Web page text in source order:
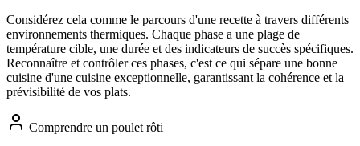
Considérez cela comme le parcours d'une recette à travers différents
environnements thermiques. Chaque phase a une plage de
température cible, une durée et des indicateurs de succès spécifiques.
Reconnaître et contrôler ces phases, c'est ce qui sépare une bonne
cuisine d'une cuisine exceptionnelle, garantissant la cohérence et la
prévisibilité de vos plats.
Comprendre un poulet rôti